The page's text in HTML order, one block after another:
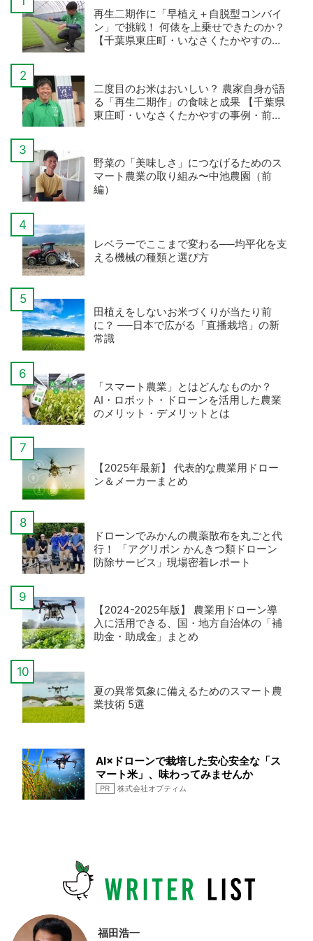
再生二期作に「早植え＋自脱型コンバイ
ン」で挑戦！ 何俵を上乗せできたのか？
【千葉県東庄町・いなさくたかやすの事
二度目のお米はおいしい？ 農家自身が語
る「再生二期作」の食味と成果 【千葉県
東庄町・いなさくたかやすの事例・前
野菜の「美味しさ」につなげるためのス
マート農業の取り組み〜中池農園（前
編）
レベラーでここまで変わる──均平化を支
える機械の種類と選び方
田植えをしないお米づくりが当たり前
に？ ──日本で広がる「直播栽培」の新
常識
「スマート農業」とはどんなものか？
AI・ロボット・ドローンを活用した農業
のメリット・デメリットとは
【2025年最新】 代表的な農業用ドロー
ン＆メーカーまとめ
ドローンでみかんの農薬散布を丸ごと代
行！ 「アグリポン かんきつ類ドローン
防除サービス」現場密着レポート
【2024-2025年版】 農業用ドローン導
入に活用できる、国・地方自治体の「補
助金・助成金」まとめ
夏の異常気象に備えるためのスマート農
業技術 5選
AI×ドローンで栽培した安心安全な「ス
マート米」、味わってみませんか
PR 株式会社オプティム
福田浩一